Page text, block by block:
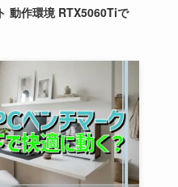
動作環境 RTX5060Tiで